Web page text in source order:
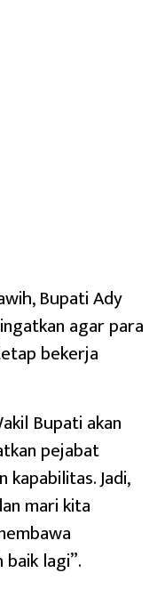
Bupati Ady
agar para
bekerja
Bupati akan
pejabat
Jadi,
mari kita
lagi”.